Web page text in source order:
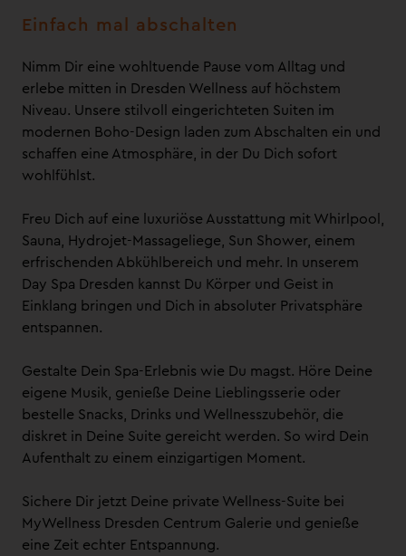
Einfach mal abschalten
Nimm Dir eine wohltuende Pause vom Alltag und
erlebe mitten in Dresden Wellness auf höchstem
Niveau. Unsere stilvoll eingerichteten Suiten im
modernen Boho-Design laden zum Abschalten ein und
schaffen eine Atmosphäre, in der Du Dich sofort
wohlfühlst.
Freu Dich auf eine luxuriöse Ausstattung mit Whirlpool,
Sauna, Hydrojet-Massageliege, Sun Shower, einem
erfrischenden Abkühlbereich und mehr. In unserem
Day Spa Dresden kannst Du Körper und Geist in
Einklang bringen und Dich in absoluter Privatsphäre
entspannen.
Gestalte Dein Spa-Erlebnis wie Du magst. Höre Deine
eigene Musik, genieße Deine Lieblingsserie oder
bestelle Snacks, Drinks und Wellnesszubehör, die
diskret in Deine Suite gereicht werden. So wird Dein
Aufenthalt zu einem einzigartigen Moment.
Sichere Dir jetzt Deine private Wellness-Suite bei
MyWellness Dresden Centrum Galerie und genieße
eine Zeit echter Entspannung.